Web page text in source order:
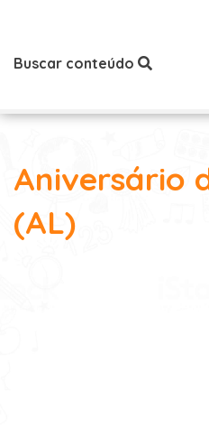
Buscar conteúdo
Aniversário
(AL)